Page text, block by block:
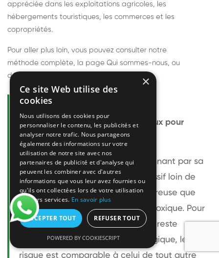
appréciée dans les exploitations agricoles, les
hébergements touristiques, les commerces et les
copropriétés.
Pour aller plus loin, vous pouvez consulter notre
méthode complète, la page Qui sommes-nous, ou
découvrir
Questions fréquentes
Le frelon européen est-il dangereux pour
l'homme ?
Le frelon européen est impressionnant par sa
taille mais relativement peu agressif loin de
son nid. Sa piqûre est plus douloureuse que
celle d'une guêpe sans être plus toxique. Pour
une personne non allergique, elle reste
bénigne. Pour une personne allergique, le
risque est comparable à celui de tout autre
×
Ce site Web utilise des
cookies
Nous utilisons des cookies pour
personnaliser le contenu, les publicités et
analyser notre trafic. Nous partageons
également des informations sur votre
utilisation de notre site avec nos
partenaires de publicité et d'analyse qui
peuvent les combiner avec d'autres
informations que vous leur avez fournies ou
qu'ils ont collectées lors de votre utilisation
de leurs services. En savoir plus
ACCEPTER TOUT REFUSER TOUT
POWERED BY COOKIESCRIPT